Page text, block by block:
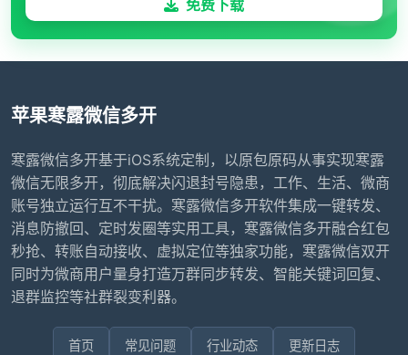
免费下载
苹果寒露微信多开
寒露微信多开基于iOS系统定制，以原包原码从事实现寒露
微信无限多开，彻底解决闪退封号隐患，工作、生活、微商
账号独立运行互不干扰。寒露微信多开软件集成一键转发、
消息防撤回、定时发圈等实用工具，寒露微信多开融合红包
秒抢、转账自动接收、虚拟定位等独家功能，寒露微信双开
同时为微商用户量身打造万群同步转发、智能关键词回复、
退群监控等社群裂变利器。
首页 常见问题 行业动态 更新日志